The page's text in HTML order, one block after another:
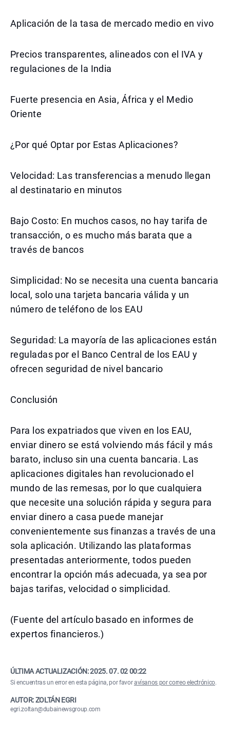
Aplicación de la tasa de mercado medio en vivo
Precios transparentes, alineados con el IVA y
regulaciones de la India
Fuerte presencia en Asia, África y el Medio
Oriente
¿Por qué Optar por Estas Aplicaciones?
Velocidad: Las transferencias a menudo llegan
al destinatario en minutos
Bajo Costo: En muchos casos, no hay tarifa de
transacción, o es mucho más barata que a
través de bancos
Simplicidad: No se necesita una cuenta bancaria
local, solo una tarjeta bancaria válida y un
número de teléfono de los EAU
Seguridad: La mayoría de las aplicaciones están
reguladas por el Banco Central de los EAU y
ofrecen seguridad de nivel bancario
Conclusión
Para los expatriados que viven en los EAU,
enviar dinero se está volviendo más fácil y más
barato, incluso sin una cuenta bancaria. Las
aplicaciones digitales han revolucionado el
mundo de las remesas, por lo que cualquiera
que necesite una solución rápida y segura para
enviar dinero a casa puede manejar
convenientemente sus finanzas a través de una
sola aplicación. Utilizando las plataformas
presentadas anteriormente, todos pueden
encontrar la opción más adecuada, ya sea por
bajas tarifas, velocidad o simplicidad.
(Fuente del artículo basado en informes de
expertos financieros.)
ÚLTIMA ACTUALIZACIÓN:2025. 07. 02 00:22
Si encuentras un error en esta página, por favoravísanos por correo electrónico.
AUTOR: ZOLTÁN EGRI
egri.zoltan@dubainewsgroup.com